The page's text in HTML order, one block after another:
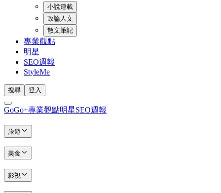
小說連載
政論人文
散文筆記
專業觀點
明星
SEO週報
StyleMe
搜尋 登入
GoGo+專業觀點明星SEO週報
旅遊
美食
影視